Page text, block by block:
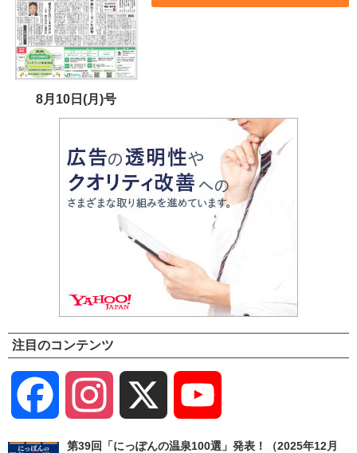
8月10日(月)号
注目のコンテンツ
Facebook Instagram
Channel
第39回「にっぽんの温泉100選」発表！（2025年12月